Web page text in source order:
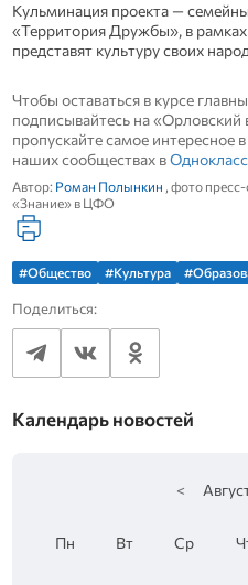
Кульминация проекта —
«Территория Дружбы», в
представят культуру своих
Чтобы оставаться в курсе
подписывайтесь на «Орловский
пропускайте самое интересное в
наших сообществах в
Автор: Роман Полынкин , фото
«Знание» в ЦФО
#Общество #Культура
Поделиться:
Календарь новостей
<
Пн Вт Ср